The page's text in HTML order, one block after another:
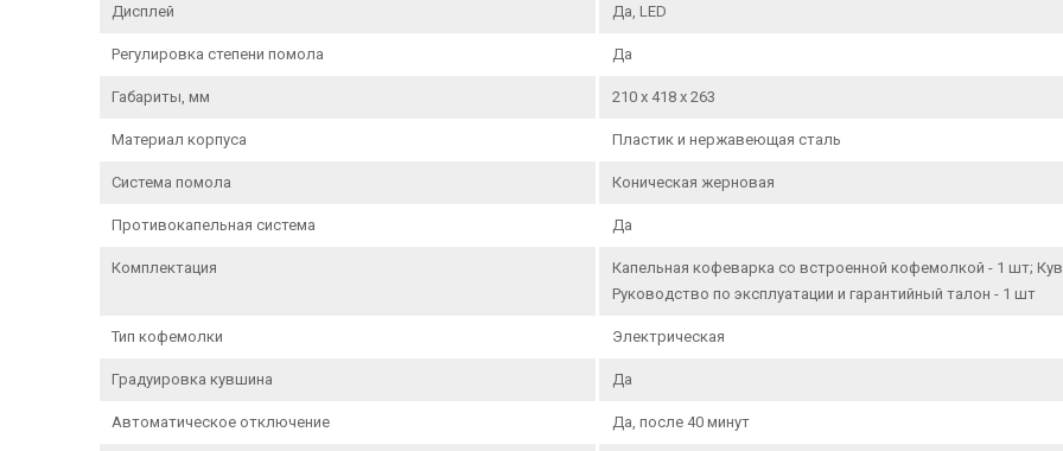
Дисплей Да, LED
Регулировка степени помола Да
Габариты, мм 210 x 418 x 263
Материал корпуса Пластик и нержавеющая сталь
Система помола Коническая жерновая
Противокапельная система Да
Комплектация
Капельная кофеварка со встроенной кофемолкой - 1 шт;
Руководство по эксплуатации и гарантийный талон - 1 шт
Тип кофемолки Электрическая
Градуировка кувшина Да
Автоматическое отключение Да, после 40 минут